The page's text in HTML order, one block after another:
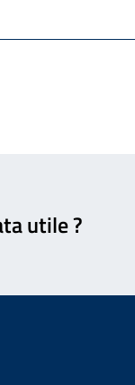
utile ?